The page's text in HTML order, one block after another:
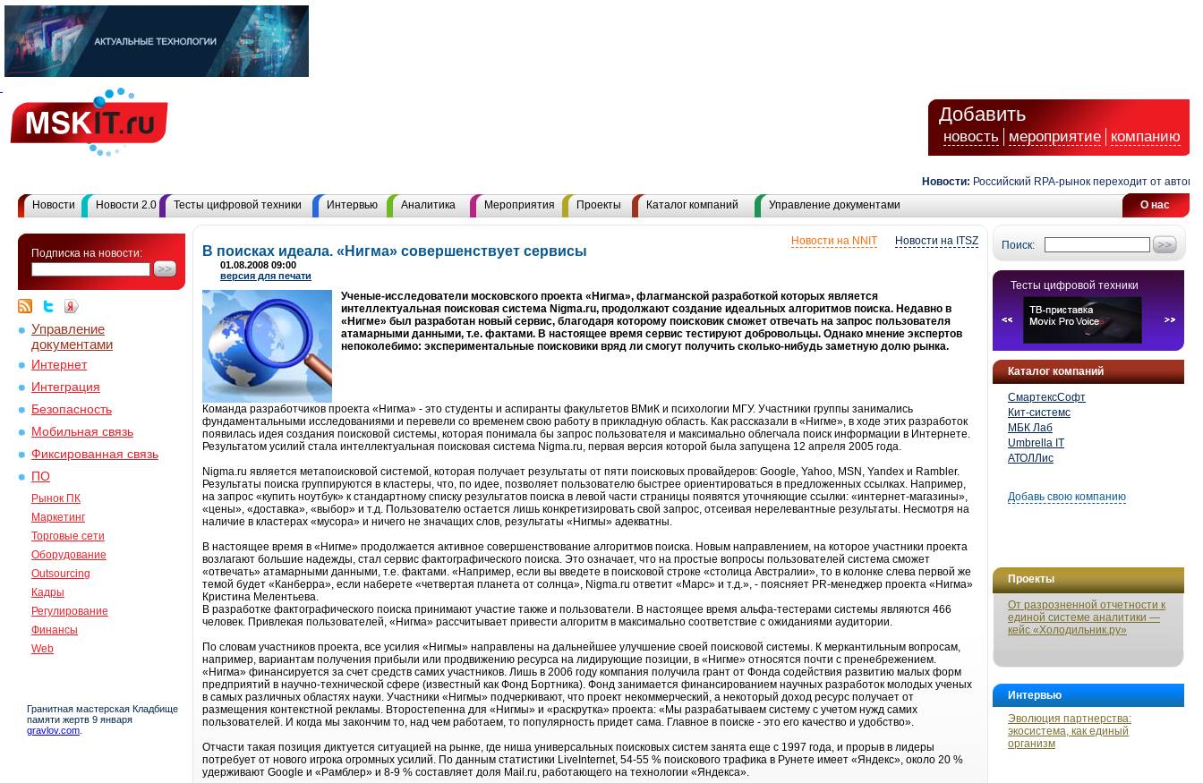
Добавить
новость мероприятие компанию
Новости: Российский RPA-рынок переходит от
О нас
Новости Новости 2.0 Тесты цифровой техники Интервью Аналитика Мероприятия Проекты Каталог компаний Управление документами
Подписка на новости:
Управление
документами
Интернет
Интеграция
Безопасность
Мобильная связь
Фиксированная связь
ПО
Рынок ПК
Маркетинг
Торговые сети
Оборудование
Outsourcing
Кадры
Регулирование
Финансы
Web
Гранитная мастерская Кладбище
памяти жертв 9 января
gravlov.com
Поиск:
Тесты цифровой техники
Каталог компаний
СмартексСофт
Кит-системс
МБК Лаб
Umbrella IT
АТОЛЛис
Добавь свою компанию
Проекты
От разрозненной отчетности к
единой системе аналитики —
кейс «Холодильник.ру»
Интервью
Эволюция партнерства:
экосистема, как единый
организм
Новости на ITSZ
Новости на NNIT
В поисках идеала. «Нигма» совершенствует сервисы
01.08.2008 09:00
версия для печати
Ученые-исследователи московского проекта «Нигма», флагманской разработкой которых является
интеллектуальная поисковая система Nigma.ru, продолжают создание идеальных алгоритмов поиска. Недавно в
«Нигме» был разработан новый сервис, благодаря которому поисковик сможет отвечать на запрос пользователя
атамарными данными, т.е. фактами. В настоящее время сервис тестируют добровольцы. Однако мнение экспертов
непоколебимо: экспериментальные поисковики вряд ли смогут получить сколько-нибудь заметную долю рынка.
Команда разработчиков проекта «Нигма» - это студенты и аспиранты факультетов ВМиК и психологии МГУ. Участники группы занимались
фундаментальными исследованиями и перевели со временем свою работу в прикладную область. Как рассказали в «Нигме», в ходе этих разработок
появилась идея создания поисковой системы, которая понимала бы запрос пользователя и максимально облегчала поиск информации в Интернете.
Результатом усилий стала интеллектуальная поисковая система Nigma.ru, первая версия которой была запущена 12 апреля 2005 года.
Nigma.ru является метапоисковой системой, которая получает результаты от пяти поисковых провайдеров: Google, Yahoo, MSN, Yandex и Rambler.
Результаты поиска группируются в кластеры, что, по идее, позволяет пользователю быстрее ориентироваться в предложенных ссылках. Например,
на запрос «купить ноутбук» к стандартному списку результатов поиска в левой части страницы появятся уточняющие ссылки: «интернет-магазины»,
«цены», «доставка», «выбор» и т.д. Пользователю остается лишь конкретизировать свой запрос, отсеивая нерелевантные результаты. Несмотря на
наличие в кластерах «мусора» и ничего не значащих слов, результаты «Нигмы» адекватны.
В настоящее время в «Нигме» продолжается активное совершенствование алгоритмов поиска. Новым направлением, на которое участники проекта
возлагают большие надежды, стал сервис фактографического поиска. Это означает, что на простые вопросы пользователей система сможет
«отвечать» атамарными данными, т.е. фактами. «Например, если вы введете в поисковой строке «столица Австралии», то в колонке слева первой же
темой будет «Канберра», если наберете «четвертая планета от солнца», Nigma.ru ответит «Марс» и т.д.», - поясняет PR-менеджер проекта «Нигма»
Кристина Мелентьева.
В разработке фактографического поиска принимают участие также и пользователи. В настоящее время альфа-тестерами системы являются 466
человек. Привлекая пользователей, «Нигма» рассчитывает привести алгоритм в максимально соответствие с ожиданиями аудитории.
По словам участников проекта, все усилия «Нигмы» направлены на дальнейшее улучшение своей поисковой системы. К меркантильным вопросам,
например, вариантам получения прибыли или продвижению ресурса на лидирующие позиции, в «Нигме» относятся почти с пренебрежением.
«Нигма» финансируется за счет средств самих участников. Лишь в 2006 году компания получила грант от Фонда содействия развитию малых форм
предприятий в научно-технической сфере (известный как Фонд Бортника). Фонд занимается финансированием научных разработок молодых ученых
в самых различных областях науки. Участники «Нигмы» подчеркивают, что проект некоммерческий, а некоторый доход ресурс получает от
размещения контекстной рекламы. Второстепенна для «Нигмы» и «раскрутка» проекта: «Мы разрабатываем систему с учетом нужд самих
пользователей. И когда мы закончим то, над чем работаем, то популярность придет сама. Главное в поиске - это его качество и удобство».
Отчасти такая позиция диктуется ситуацией на рынке, где ниша универсальных поисковых систем занята еще с 1997 года, и прорыв в лидеры
потребует от нового игрока огромных усилий. По данным статистики LiveInternet, 54-55 % поискового трафика в Рунете имеет «Яндекс», около 20 %
удерживают Google и «Рамблер» и 8-9 % составляет доля Mail.ru, работающего на технологии «Яндекса».